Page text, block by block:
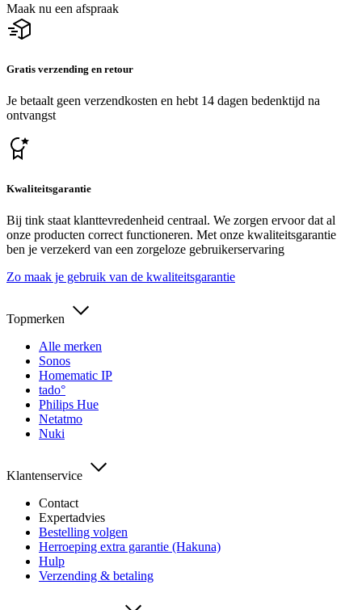
Maak nu een afspraak
Gratis verzending en retour
Je betaalt geen verzendkosten en hebt 14 dagen bedenktijd na
ontvangst
Kwaliteitsgarantie
Bij tink staat klanttevredenheid centraal. We zorgen ervoor dat al
onze producten correct functioneren. Met onze kwaliteitsgarantie
ben je verzekerd van een zorgeloze gebruikerservaring
Zo maak je gebruik van de kwaliteitsgarantie
Topmerken
Alle merken
Sonos
Homematic IP
tado°
Philips Hue
Netatmo
Nuki
Klantenservice
Contact
Expertadvies
Bestelling volgen
Herroeping extra garantie (Hakuna)
Hulp
Verzending & betaling